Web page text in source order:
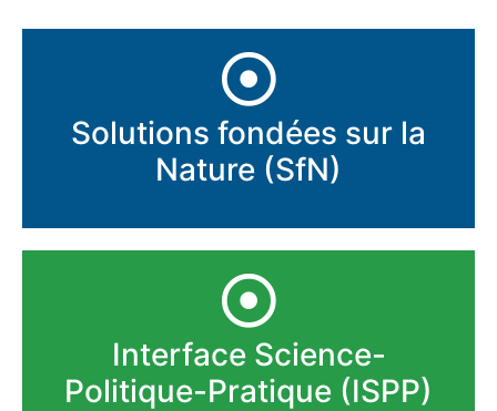
Solutions fondées sur la
Nature (SfN)
Interface Science-
Politique-Pratique (ISPP)